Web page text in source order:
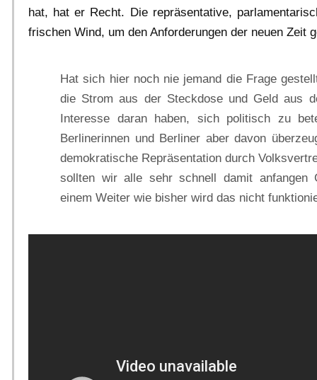
hat, hat er Recht. Die repräsentative,
frischen Wind, um den Anforderungen der neuen Zeit
Hat sich hier noch nie jemand die Frage
die Strom aus der Steckdose und Geld aus
Interesse daran haben, sich politisch zu
Berlinerinnen und Berliner aber davon
demokratische Repräsentation durch
sollten wir alle sehr schnell damit anfangen
einem Weiter wie bisher wird das nicht